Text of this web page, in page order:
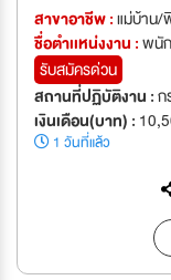
สาขาอาชีพ :แม่บ้าน/
ชื่อตำเเหน่งงาน :พนั
รับสมัครด่วน
สถานที่ปฏิบัติงาน :ก
เงินเดือน(บาท) :
1 วันที่แล้ว